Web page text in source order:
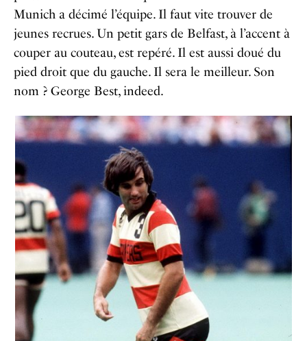
Munich a décimé l’équipe. Il faut vite trouver de
jeunes recrues. Un petit gars de Belfast, à l’accent à
couper au couteau, est repéré. Il est aussi doué du
pied droit que du gauche. Il sera le meilleur. Son
nom ? George Best, indeed.